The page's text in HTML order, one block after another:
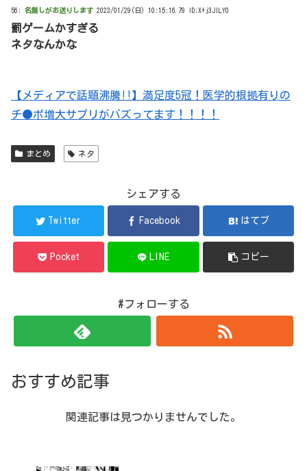
56: 名無しがお送りします 2023/01/29(日) 10:15:16.79 ID:X+j3JILY0
罰ゲームかすぎる
ネタなんかな
【メディアで話題沸騰!!】満足度5冠！医学的根拠有りの
チ●ポ増大サプリがバズってます！！！！
まとめ ネタ
シェアする
Twitter Facebook はてブ
Pocket LINE コピー
#フォローする
おすすめ記事
関連記事は見つかりませんでした。